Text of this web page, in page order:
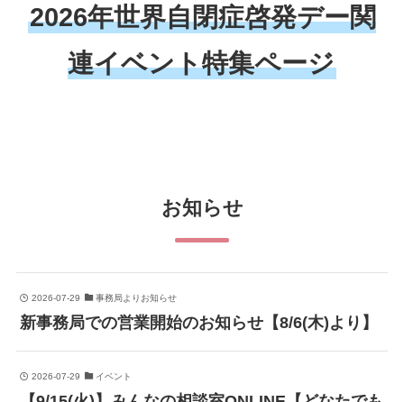
2026年世界自閉症啓発デー関
連イベント特集ページ
お知らせ
2026-07-29 事務局よりお知らせ
新事務局での営業開始のお知らせ【8/6(木)より】
2026-07-29 イベント